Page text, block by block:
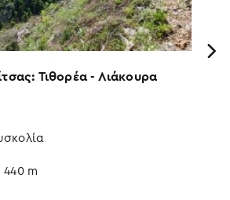
Τιθορέα - Λιάκουρα
440 m